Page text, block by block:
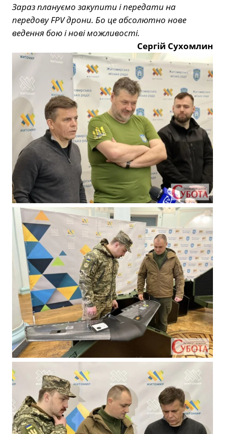
Зараз плануємо закупити і передати на
передову FPV дрони. Бо це абсолютно нове
ведення бою і нові можливості.
Сергій Сухомлин